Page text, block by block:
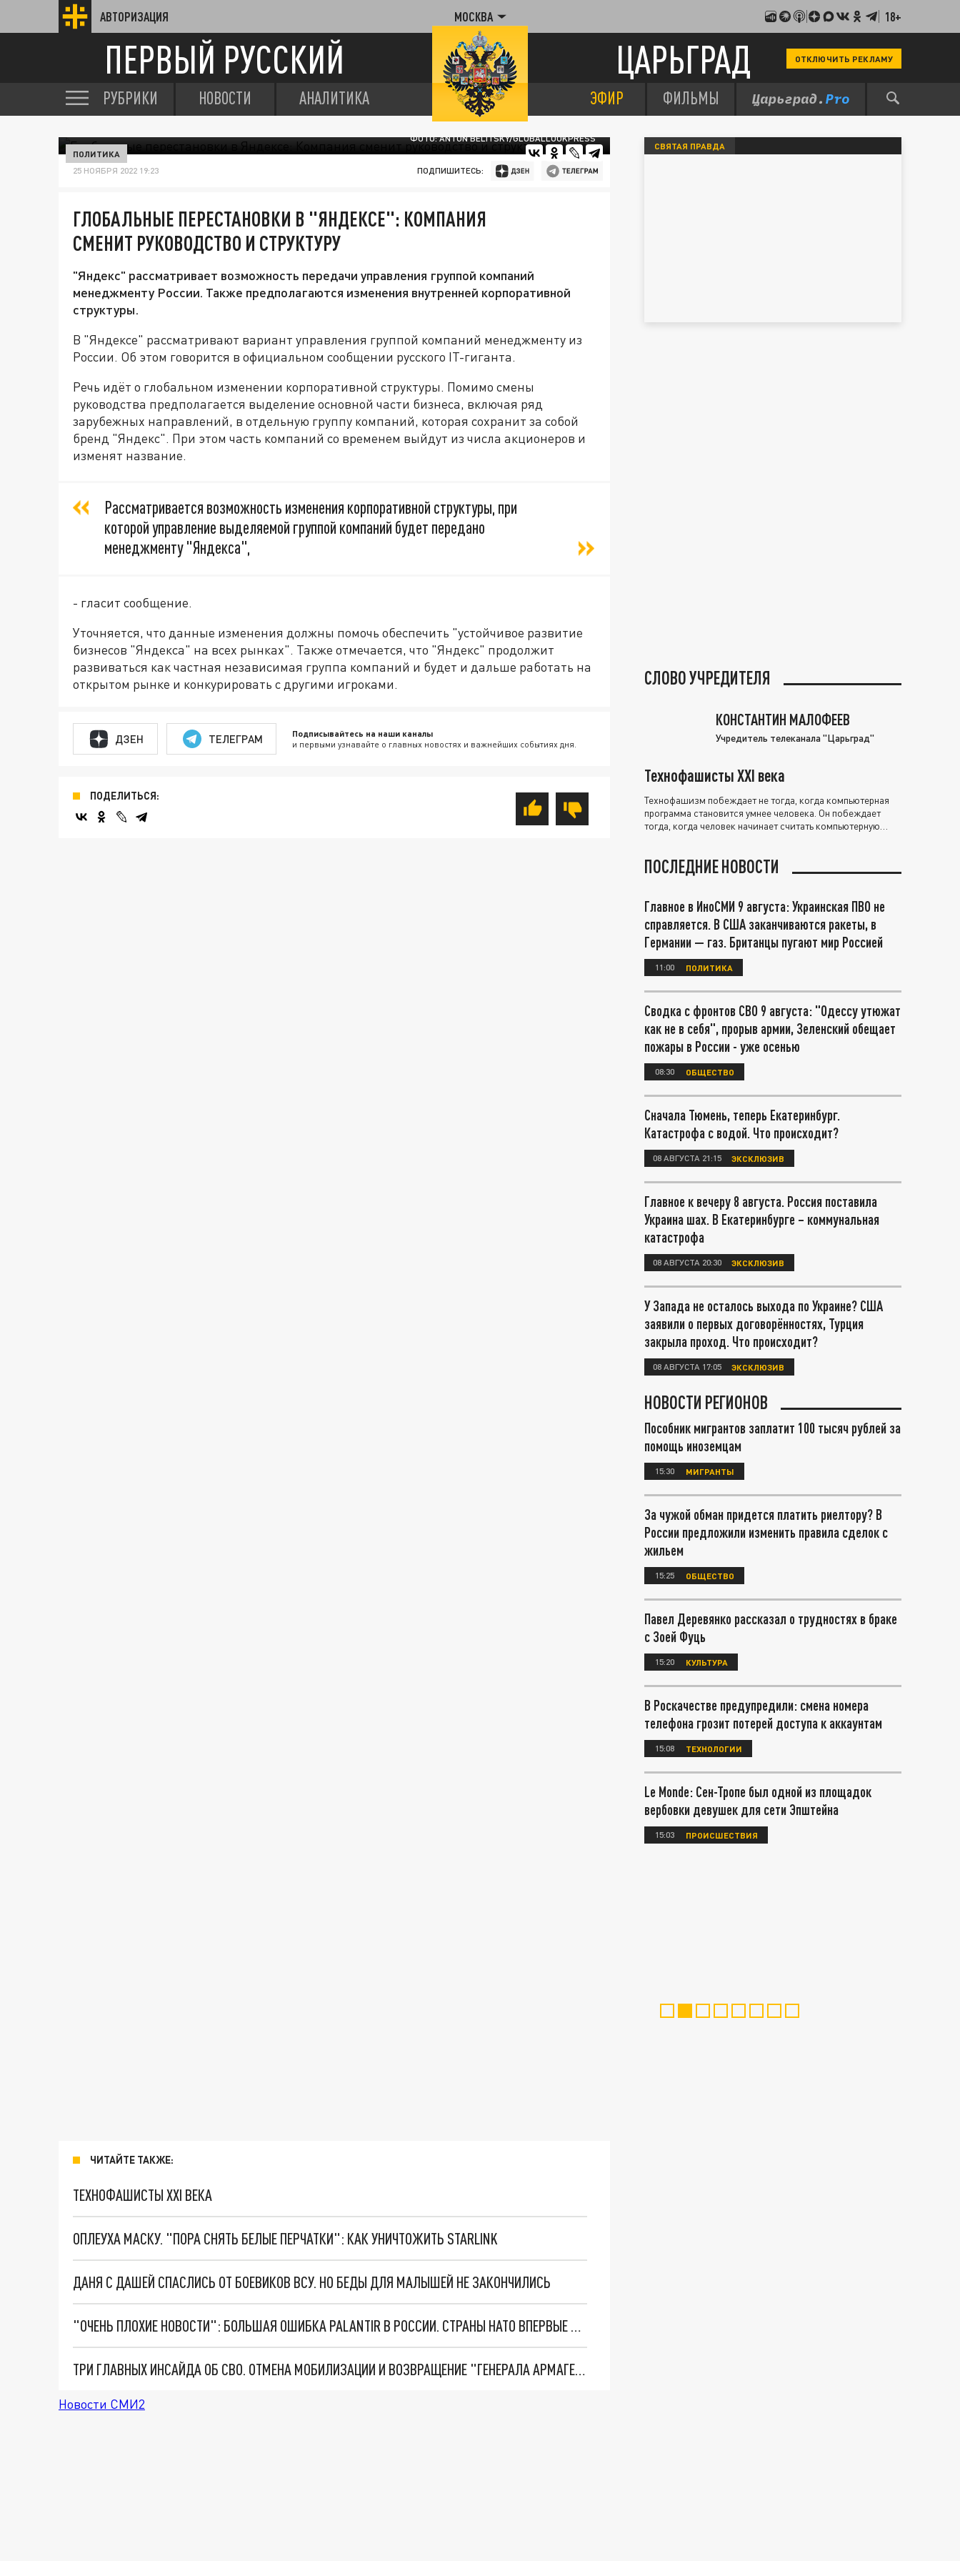
АВТОРИЗАЦИЯ МОСКВА 18+
ПЕРВЫЙ РУССКИЙ ЦАРЬГРАД ОТКЛЮЧИТЬ РЕКЛАМУ
РУБРИКИ НОВОСТИ АНАЛИТИКА ЭФИР ФИЛЬМЫ
ФОТО: ANTON BELITSKY/GLOBALLOOKPRESS
ПОЛИТИКА
25 НОЯБРЯ 2022 19:23 ПОДПИШИТЕСЬ:
ГЛОБАЛЬНЫЕ ПЕРЕСТАНОВКИ В "ЯНДЕКСЕ": КОМПАНИЯ
СМЕНИТ РУКОВОДСТВО И СТРУКТУРУ
"Яндекс" рассматривает возможность передачи управления группой компаний
менеджменту России. Также предполагаются изменения внутренней корпоративной
структуры.
В "Яндексе" рассматривают вариант управления группой компаний менеджменту из
России. Об этом говорится в официальном сообщении русского IT-гиганта.
Речь идёт о глобальном изменении корпоративной структуры. Помимо смены
руководства предполагается выделение основной части бизнеса, включая ряд
зарубежных направлений, в отдельную группу компаний, которая сохранит за собой
бренд "Яндекс". При этом часть компаний со временем выйдут из числа акционеров и
изменят название.
Рассматривается возможность изменения корпоративной структуры, при
которой управление выделяемой группой компаний будет передано
менеджменту "Яндекса",
- гласит сообщение.
Уточняется, что данные изменения должны помочь обеспечить "устойчивое развитие
бизнесов "Яндекса" на всех рынках". Также отмечается, что "Яндекс" продолжит
развиваться как частная независимая группа компаний и будет и дальше работать на
открытом рынке и конкурировать с другими игроками.
ДЗЕН ТЕЛЕГРАМ Подписывайтесь на наши каналы
и первыми узнавайте о главных новостях и важнейших событиях дня.
ПОДЕЛИТЬСЯ:
ЧИТАЙТЕ ТАКЖЕ:
ТЕХНОФАШИСТЫ XXI ВЕКА
ОПЛЕУХА МАСКУ. "ПОРА СНЯТЬ БЕЛЫЕ ПЕРЧАТКИ": КАК УНИЧТОЖИТЬ STARLINK
ДАНЯ С ДАШЕЙ СПАСЛИСЬ ОТ БОЕВИКОВ ВСУ. НО БЕДЫ ДЛЯ МАЛЫШЕЙ НЕ ЗАКОНЧИЛИСЬ
"ОЧЕНЬ ПЛОХИЕ НОВОСТИ": БОЛЬШАЯ ОШИБКА PALANTIR В РОССИИ. СТРАНЫ НАТО ВПЕРВЫЕ ЗА СВО ОСТАНОВИЛИ ПОСТАВКИ ОРУЖИЯ. ВСУ ТЕРЯЮТ ПРИГРАНИЧЬЕ?
ТРИ ГЛАВНЫХ ИНСАЙДА ОБ СВО. ОТМЕНА МОБИЛИЗАЦИИ И ВОЗВРАЩЕНИЕ "ГЕНЕРАЛА АРМАГЕДДОНА"? ОТЛИЧНЫЕ НОВОСТИ, КОТОРЫЕ ЖДАЛИ ВСЕ
Новости СМИ2
СВЯТАЯ ПРАВДА
СЛОВО УЧРЕДИТЕЛЯ
КОНСТАНТИН МАЛОФЕЕВ
Учредитель телеканала "Царьград"
Технофашисты XXI века
Технофашизм побеждает не тогда, когда компьютерная
программа становится умнее человека. Он побеждает
тогда, когда человек начинает считать компьютерную
ПОСЛЕДНИЕ НОВОСТИ
Главное в ИноСМИ 9 августа: Украинская ПВО не
справляется. В США заканчиваются ракеты, в
Германии — газ. Британцы пугают мир Россией
11:00 ПОЛИТИКА
Сводка с фронтов СВО 9 августа: "Одессу утюжат
как не в себя", прорыв армии, Зеленский обещает
пожары в России - уже осенью
08:30 ОБЩЕСТВО
Сначала Тюмень, теперь Екатеринбург.
Катастрофа с водой. Что происходит?
08 АВГУСТА 21:15 ЭКСКЛЮЗИВ
Главное к вечеру 8 августа. Россия поставила
Украина шах. В Екатеринбурге – коммунальная
катастрофа
08 АВГУСТА 20:30 ЭКСКЛЮЗИВ
У Запада не осталось выхода по Украине? США
заявили о первых договорённостях, Турция
закрыла проход. Что происходит?
08 АВГУСТА 17:05 ЭКСКЛЮЗИВ
НОВОСТИ РЕГИОНОВ
Пособник мигрантов заплатит 100 тысяч рублей за
помощь иноземцам
15:30 МИГРАНТЫ
За чужой обман придется платить риелтору? В
России предложили изменить правила сделок с
жильем
15:25 ОБЩЕСТВО
Павел Деревянко рассказал о трудностях в браке
с Зоей Фуць
15:20 КУЛЬТУРА
В Роскачестве предупредили: смена номера
телефона грозит потерей доступа к аккаунтам
15:08 ТЕХНОЛОГИИ
Le Monde: Сен-Тропе был одной из площадок
вербовки девушек для сети Эпштейна
15:03 ПРОИСШЕСТВИЯ